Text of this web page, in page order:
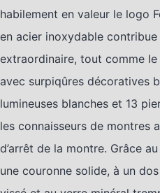
habilement en valeur le logo
en acier inoxydable
extraordinaire, tout comme
avec surpiqûres décoratives
lumineuses blanches et 13
les connaisseurs de montres
d’arrêt de la montre. Grâce
une couronne solide, à un